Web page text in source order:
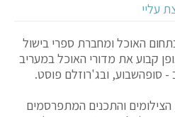
עליי
האוכל ומחברת ספרי בישול
קבוע את מדורי האוכל במעריב
- סופהשבוע, ובג'רוזלם פוסט.
הצילומים והתכנים המתפרסמים